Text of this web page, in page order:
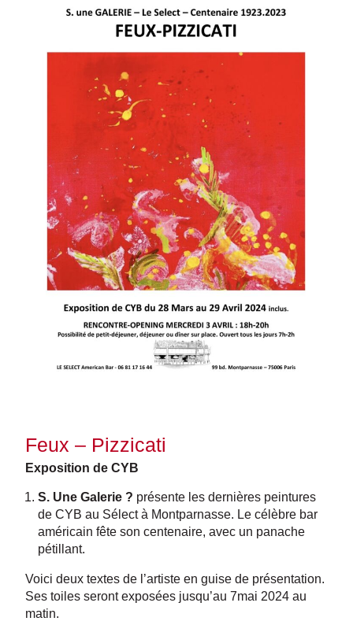
Feux – Pizzicati
Exposition de CYB
S. Une Galerie ? présente les dernières peintures
de CYB au Sélect à Montparnasse. Le célèbre bar
américain fête son centenaire, avec un panache
pétillant.
Voici deux textes de l’artiste en guise de présentation.
Ses toiles seront exposées jusqu’au 7mai 2024 au
matin.